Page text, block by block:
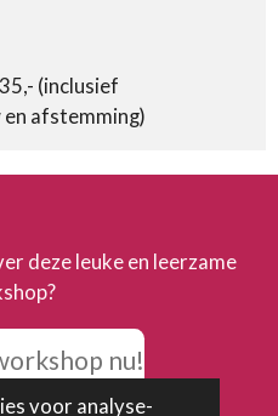
voor analyse-
(inclusief
afstemming)
deze leuke en leerzame
nu!